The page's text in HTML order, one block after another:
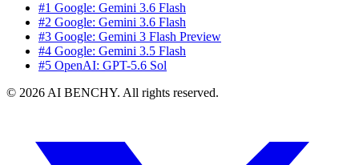
#1 Google: Gemini 3.6 Flash
#2 Google: Gemini 3.6 Flash
#3 Google: Gemini 3 Flash Preview
#4 Google: Gemini 3.5 Flash
#5 OpenAI: GPT-5.6 Sol
© 2026 AI BENCHY. All rights reserved.